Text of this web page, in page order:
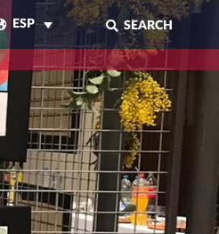
ESP SEARCH